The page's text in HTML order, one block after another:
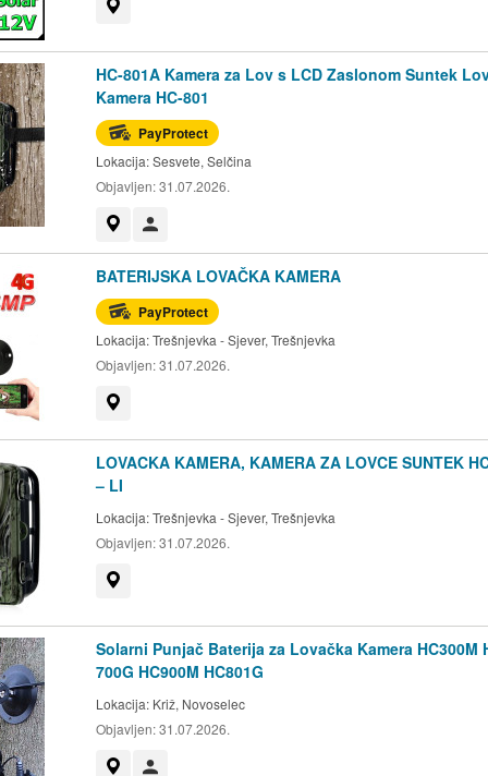
HC-801A Kamera za Lov s LCD Zaslonom Suntek
Kamera HC-801
PayProtect
Lokacija:Sesvete, Selčina
Objavljen:31.07.2026.
BATERIJSKA LOVAČKA KAMERA
PayProtect
Lokacija:Trešnjevka - Sjever, Trešnjevka
Objavljen:31.07.2026.
LOVACKA KAMERA, KAMERA ZA LOVCE SUNTEK
– LI
Lokacija:Trešnjevka - Sjever, Trešnjevka
Objavljen:31.07.2026.
Solarni Punjač Baterija za Lovačka Kamera HC300M
700G HC900M HC801G
Lokacija: Križ, Novoselec
Objavljen:31.07.2026.